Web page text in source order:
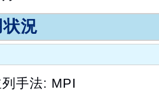
況
手法: MPI